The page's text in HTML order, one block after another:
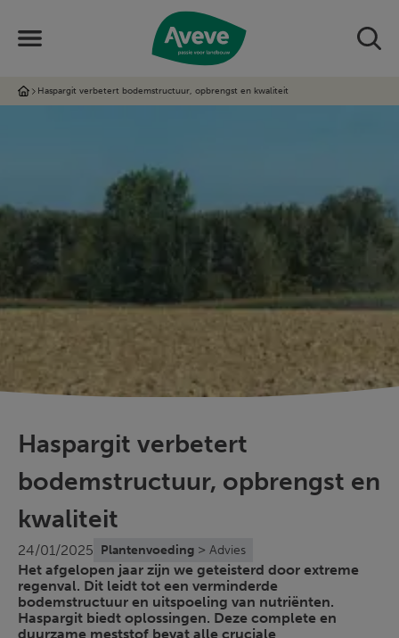
Haspargit verbetert bodemstructuur, opbrengst en kwaliteit
Haspargit verbetert
bodemstructuur, opbrengst en
kwaliteit
24/01/2025 Plantenvoeding > Advies
Het afgelopen jaar zijn we geteisterd door extreme
regenval. Dit leidt tot een verminderde
bodemstructuur en uitspoeling van nutriënten.
Haspargit biedt oplossingen. Deze complete en
duurzame meststof bevat alle cruciale